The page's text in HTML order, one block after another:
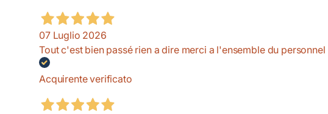
07 Luglio 2026
Tout c'est bien passé rien a dire merci a l'ensemble du personnel
Acquirente verificato